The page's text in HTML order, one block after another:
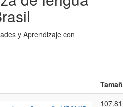
y Aprendizaje con